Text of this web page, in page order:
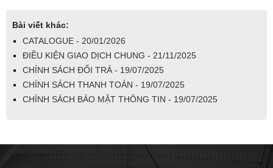
Bài viết khác:
CATALOGUE - 20/01/2026
ĐIỀU KIỆN GIAO DỊCH CHUNG - 21/11/2025
CHÍNH SÁCH ĐỔI TRẢ - 19/07/2025
CHÍNH SÁCH THANH TOÁN - 19/07/2025
CHÍNH SÁCH BẢO MẬT THÔNG TIN - 19/07/2025